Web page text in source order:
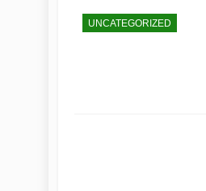
UNCATEGORIZED